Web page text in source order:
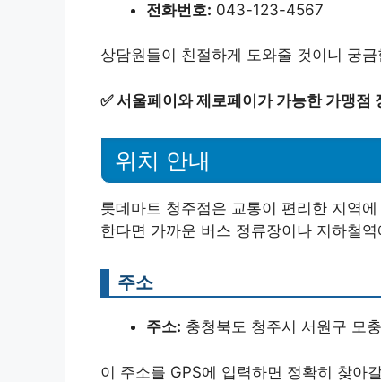
전화번호: 043-123-4567
상담원들이 친절하게 도와줄 것이니 궁
✅서울페이와 제로페이가 가능한 가맹점
위치 안내
롯데마트 청주점은 교통이 편리한 지역
한다면 가까운 버스 정류장이나 지하철
주소
주소: 충청북도 청주시 서원구 모
이 주소를 GPS에 입력하면 정확히 찾아